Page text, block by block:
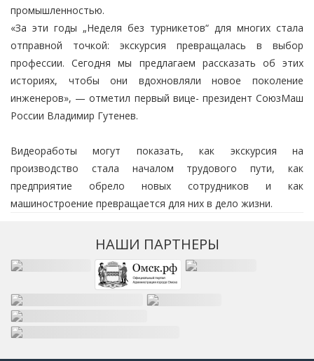
промышленностью.
«За эти годы „Неделя без турникетов“ для многих стала
отправной точкой: экскурсия превращалась в выбор
профессии. Сегодня мы предлагаем рассказать об этих
историях, чтобы они вдохновляли новое поколение
инженеров», — отметил первый вице- президент СоюзМаш
России Владимир Гутенев.
Видеоработы могут показать, как экскурсия на
производство стала началом трудового пути, как
предприятие обрело новых сотрудников и как
машиностроение превращается для них в дело жизни.
НАШИ ПАРТНЕРЫ